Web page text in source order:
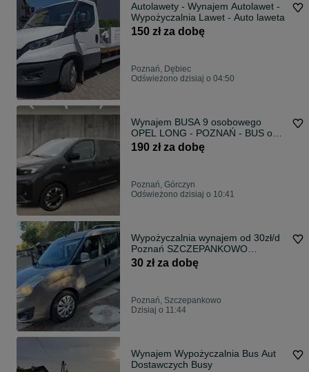
Autolawety - Wynajem Autolawet -
Wypożyczalnia Lawet - Auto laweta
150 zł za dobę
Poznań, Dębiec
Odświeżono dzisiaj o 04:50
Wynajem BUSA 9 osobowego
OPEL LONG - POZNAŃ - BUS od
190zł / dzień
190 zł za dobę
Poznań, Górczyn
Odświeżono dzisiaj o 10:41
Wypożyczalnia wynajem od 30zł/d
Poznań SZCZEPANKOWO
wynajmę wypożyczę
30 zł za dobę
Poznań, Szczepankowo
Dzisiaj o 11:44
Wynajem Wypożyczalnia Bus Aut
Dostawczych Busy